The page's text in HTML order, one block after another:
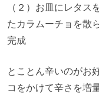
（２）お皿にレタ
たカラムーチョを散
完成
とことん辛いのがお
コをかけて辛さを増